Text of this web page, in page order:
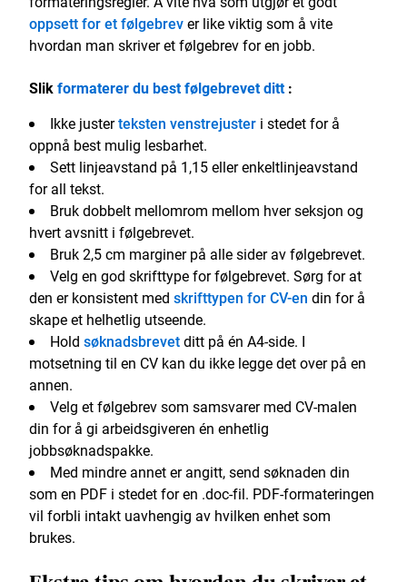
oppsett for et følgebrever like viktig som å vite
hvordan man skriver et følgebrev for en jobb.
Slikformaterer du best følgebrevet ditt :
Ikke justerteksten venstrejuster i stedet for å
oppnå best mulig lesbarhet.
Sett linjeavstand på 1,15 eller enkeltlinjeavstand
for all tekst.
Bruk dobbelt mellomrom mellom hver seksjon og
hvert avsnitt i følgebrevet.
Bruk 2,5 cm marginer på alle sider av følgebrevet.
Velg en god skrifttype for følgebrevet. Sørg for at
den er konsistent med skrifttypen for CV-en din for å
skape et helhetlig utseende.
Hold søknadsbrevetditt på én A4-side. I
motsetning til en CV kan du ikke legge det over på en
annen.
Velg et følgebrev som samsvarer med CV-malen
din for å gi arbeidsgiveren én enhetlig
jobbsøknadspakke.
Med mindre annet er angitt, send søknaden din
som en PDF i stedet for en .doc-fil. PDF-formateringen
vil forbli intakt uavhengig av hvilken enhet som
brukes.